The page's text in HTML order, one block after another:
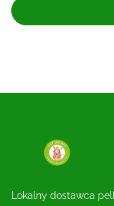
Lokalny dostawca